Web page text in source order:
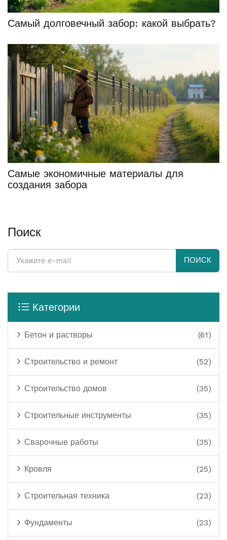
Самый долговечный забор: какой выбрать?
Самые экономичные материалы для
создания забора
Поиск
ПОИСК
Категории
Бетон и растворы (61)
Строительство и ремонт (52)
Строительство домов (35)
Строительные инструменты (35)
Сварочные работы (35)
Кровля (25)
Строительная техника (23)
Фундаменты (23)